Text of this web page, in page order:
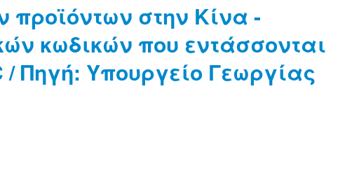
στην Κίνα -
κωδικών που εντάσσονται
/ Πηγή: Υπουργείο Γεωργίας